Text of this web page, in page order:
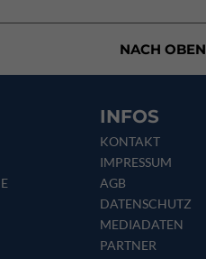
NACH OBEN
INFOS
KONTAKT
IMPRESSUM
AGB
DATENSCHUTZ
MEDIADATEN
PARTNER